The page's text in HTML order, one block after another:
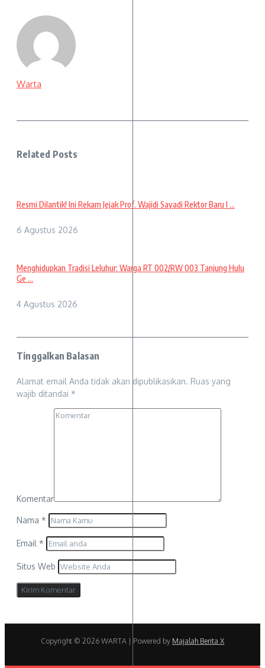
Warta
Related Posts
Resmi Dilantik! Ini Rekam Jejak Prof. Wajidi Sayadi Rektor Baru I ...
6 Agustus 2026
Menghidupkan Tradisi Leluhur: Warga RT 002/RW 003 Tanjung Hulu
Ge ...
4 Agustus 2026
Tinggalkan Balasan
Alamat email Anda tidak akan dipublikasikan. Ruas yang
wajib ditandai *
Komentar
Nama *
Email *
Situs Web
Copyright © 2026 WARTA | Powered by Majalah Berita X